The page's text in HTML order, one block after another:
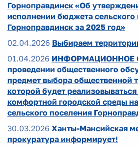
Горноправдинск «Об
исполнении бюджета сельского
Горноправдинск за 2025 год»
02.04.2026 Выбираем
01.04.2026 ИНФОРМАЦИОННОЕ
проведении общественного
предмет выбора общественной
которой будет
комфортной городской среды
сельского поселения
30.03.2026 Ханты-Мансийская
прокуратура информирует!